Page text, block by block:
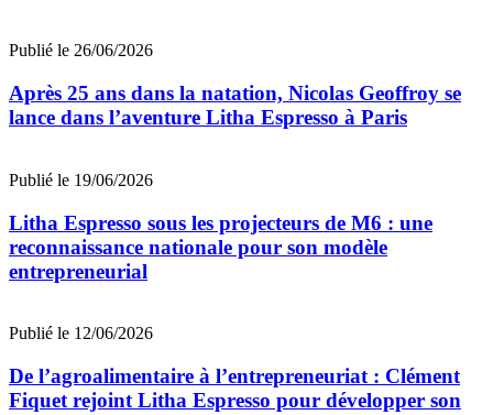
Publié le 26/06/2026
Après 25 ans dans la natation, Nicolas Geoffroy se
lance dans l’aventure Litha Espresso à Paris
Publié le 19/06/2026
Litha Espresso sous les projecteurs de M6 : une
reconnaissance nationale pour son modèle
entrepreneurial
Publié le 12/06/2026
De l’agroalimentaire à l’entrepreneuriat : Clément
Fiquet rejoint Litha Espresso pour développer son